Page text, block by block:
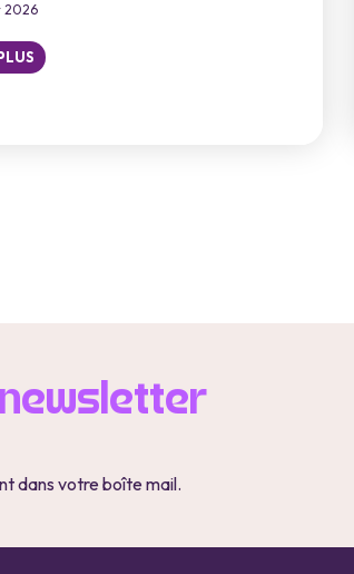
2026
newsletter
dans votre boîte mail.